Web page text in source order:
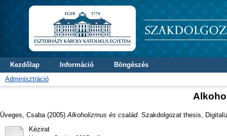
Kezdőlap Információ
Böngészés
Adminisztráció
Üveges, Csaba (2005) Alkoholizmus és család. Szakdolgozat thesis,
Kézirat